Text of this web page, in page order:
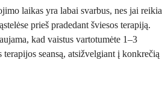
laikas yra labai svarbus, nes jai reikia
prieš pradedant šviesos terapiją.
kad vaistus vartotumėte 1–3
seansą, atsižvelgiant į konkrečią